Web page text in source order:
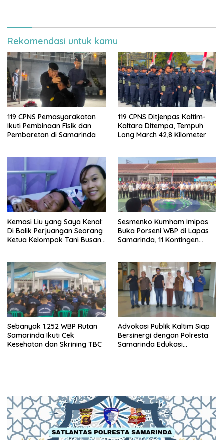
Rekomendasi untuk kamu
119 CPNS Pemasyarakatan
Ikuti Pembinaan Fisik dan
Pembaretan di Samarinda
119 CPNS Ditjenpas Kaltim-
Kaltara Ditempa, Tempuh
Long March 42,8 Kilometer
Kemasi Liu yang Saya Kenal:
Di Balik Perjuangan Seorang
Ketua Kelompok Tani Busang
Sesmenko Kumham Imipas
Buka Porseni WBP di Lapas
Samarinda, 11 Kontingen
Sebanyak 1.252 WBP Rutan
Samarinda Ikuti Cek
Kesehatan dan Skrining TBC
Advokasi Publik Kaltim Siap
Bersinergi dengan Polresta
Samarinda Edukasi